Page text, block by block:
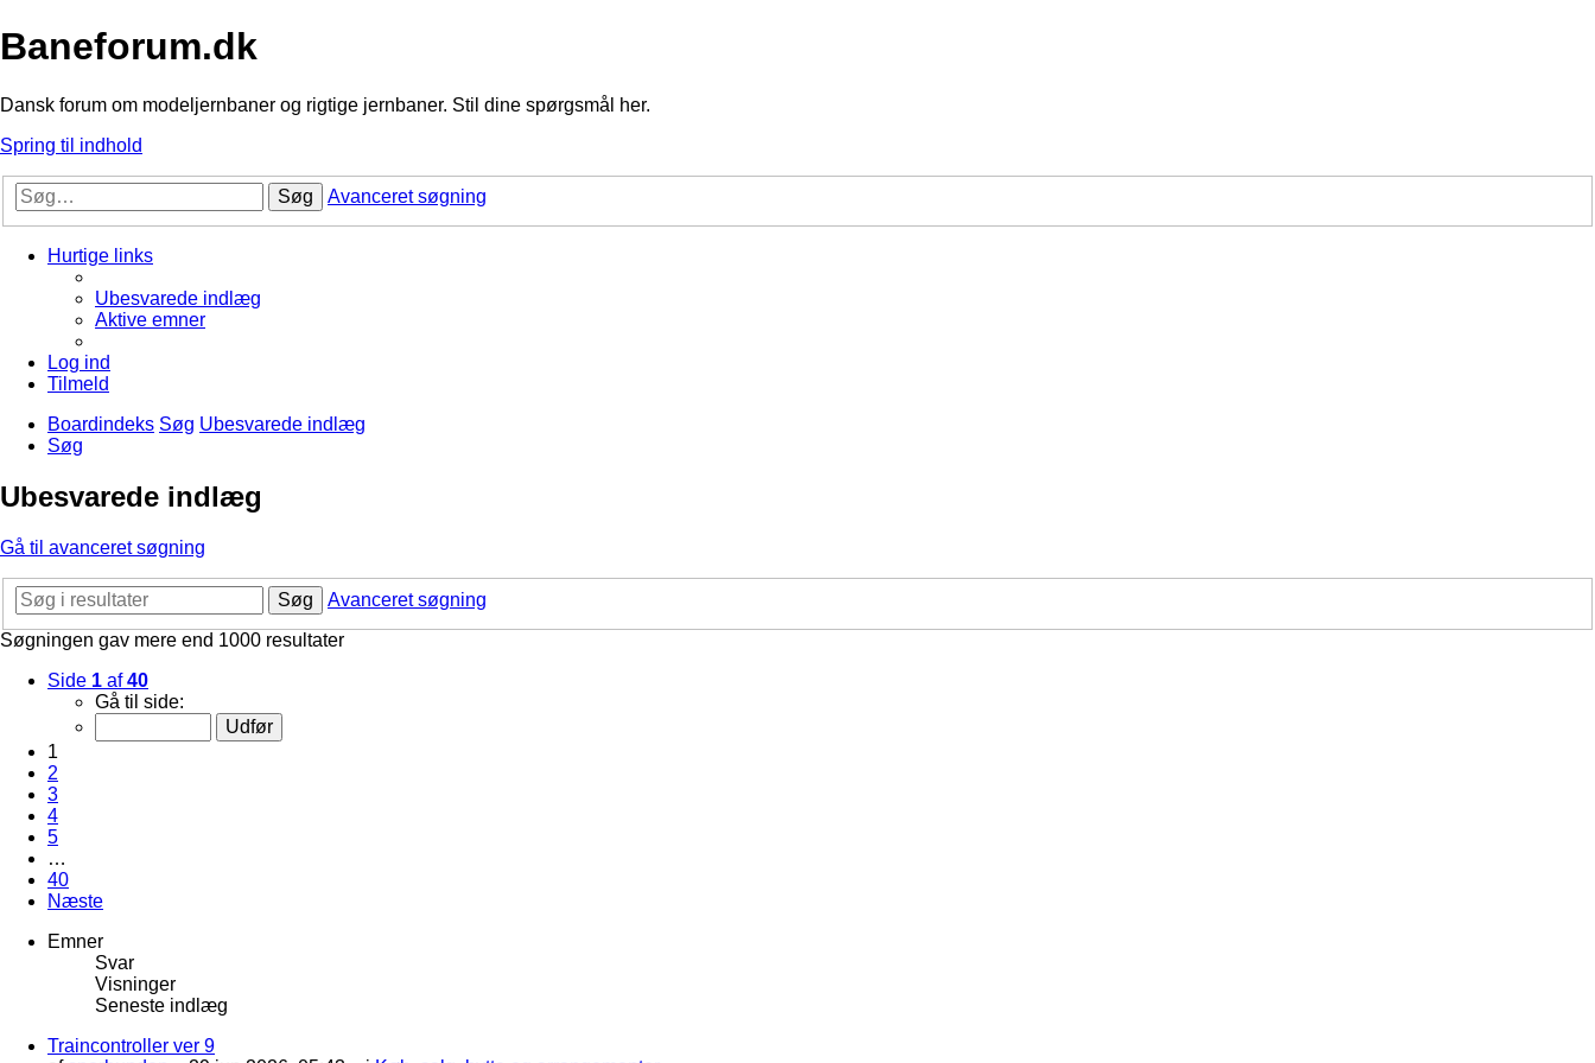
Baneforum.dk
Dansk forum om modeljernbaner og rigtige jernbaner. Stil dine spørgsmål her.
Spring til indhold
Søg Avanceret søgning
Hurtige links
Ubesvarede indlæg
Aktive emner
Log ind
Tilmeld
Boardindeks Søg Ubesvarede indlæg
Søg
Ubesvarede indlæg
Gå til avanceret søgning
Søg
Avanceret søgning
Søgningen gav mere end 1000 resultater
Side 1 af40
Gå til side:
1
2
3
4
5
…
40
Næste
Emner
Svar
Visninger
Seneste indlæg
Traincontroller ver 9